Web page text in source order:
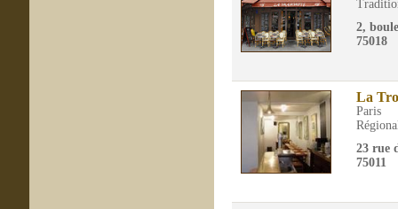
2,
75018
La
Paris
23 rue
75011